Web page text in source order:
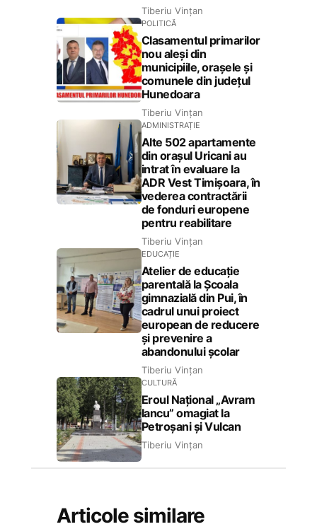
Tiberiu Vințan
POLITICĂ
Clasamentul primarilor
nou aleși din
municipiile, orașele și
comunele din județul
Hunedoara
Tiberiu Vințan
ADMINISTRAȚIE
Alte 502 apartamente
din orașul Uricani au
intrat în evaluare la
ADR Vest Timișoara, în
vederea contractării
de fonduri europene
pentru reabilitare
Tiberiu Vințan
EDUCAȚIE
Atelier de educație
parentală la Școala
gimnazială din Pui, în
cadrul unui proiect
european de reducere
și prevenire a
abandonului școlar
Tiberiu Vințan
CULTURĂ
Eroul Național „Avram
Iancu” omagiat la
Petroșani și Vulcan
Tiberiu Vințan
Articole similare